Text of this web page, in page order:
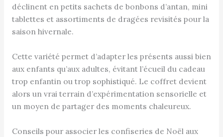
déclinent en petits sachets de bonbons d’antan, mini
tablettes et assortiments de dragées revisités pour la
saison hivernale.
Cette variété permet d’adapter les présents aussi bien
aux enfants qu’aux adultes, évitant l’écueil du cadeau
trop enfantin ou trop sophistiqué. Le coffret devient
alors un vrai terrain d’expérimentation sensorielle et
un moyen de partager des moments chaleureux.
Conseils pour associer les confiseries de Noël aux